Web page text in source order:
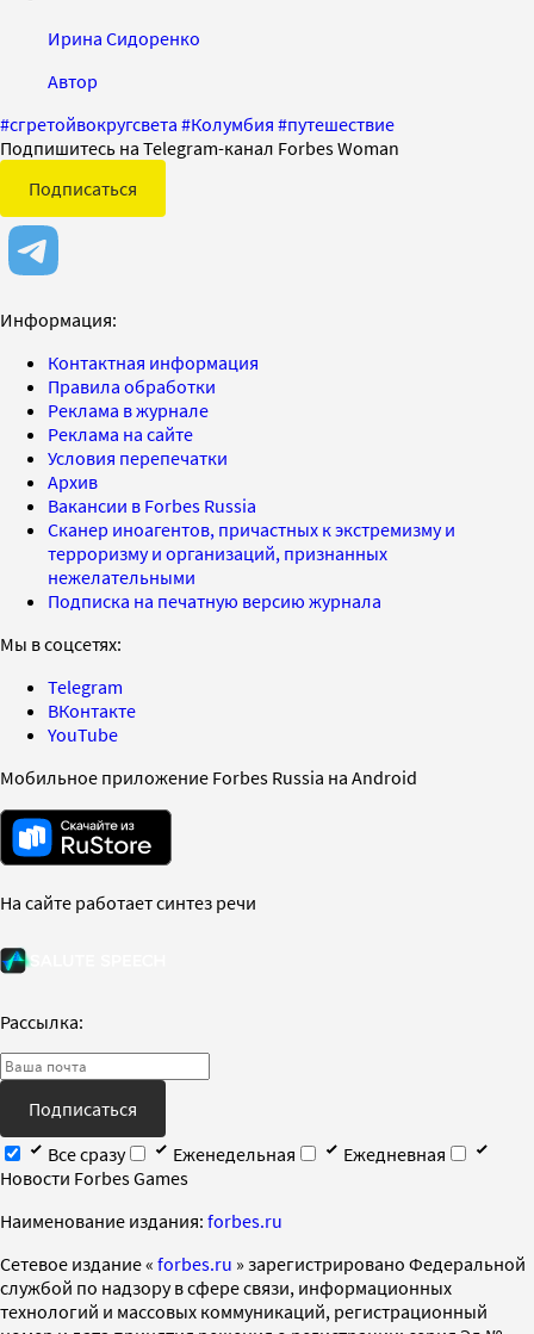
Ирина Сидоренко
Автор
#сгретойвокругсвета #Колумбия #путешествие
Подпишитесь на Telegram-канал Forbes Woman
Подписаться
Информация:
Контактная информация
Правила обработки
Реклама в журнале
Реклама на сайте
Условия перепечатки
Архив
Вакансии в Forbes Russia
Сканер иноагентов, причастных к экстремизму и
терроризму и организаций, признанных
нежелательными
Подписка на печатную версию журнала
Мы в соцсетях:
Telegram
ВКонтакте
YouTube
Мобильное приложение Forbes Russia на Android
На сайте работает синтез речи
Рассылка:
Подписаться
Все сразу
Еженедельная
Ежедневная
Новости Forbes Games
Наименование издания: forbes.ru
Cетевое издание « forbes.ru » зарегистрировано Федеральной
службой по надзору в сфере связи, информационных
технологий и массовых коммуникаций, регистрационный